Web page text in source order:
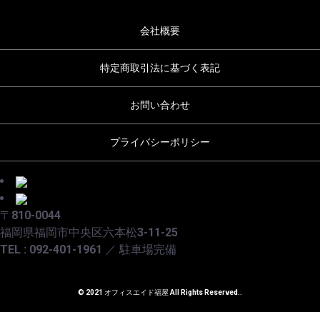
会社概要
特定商取引法に基づく表記
お問い合わせ
プライバシーポリシー
〒810-0044
福岡県福岡市中央区六本松3-11-25
TEL : 092-401-1961 ／ 駐車場完備
© 2021 オフィスエイド福屋 All Rights Reserved..